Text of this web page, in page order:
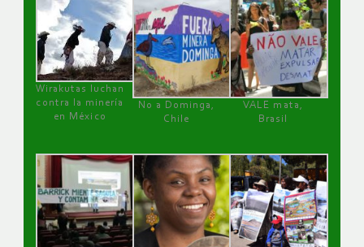
Wirakutas luchan
contra la minería
en México
No a Dominga,
Chile
VALE mata,
Brasil